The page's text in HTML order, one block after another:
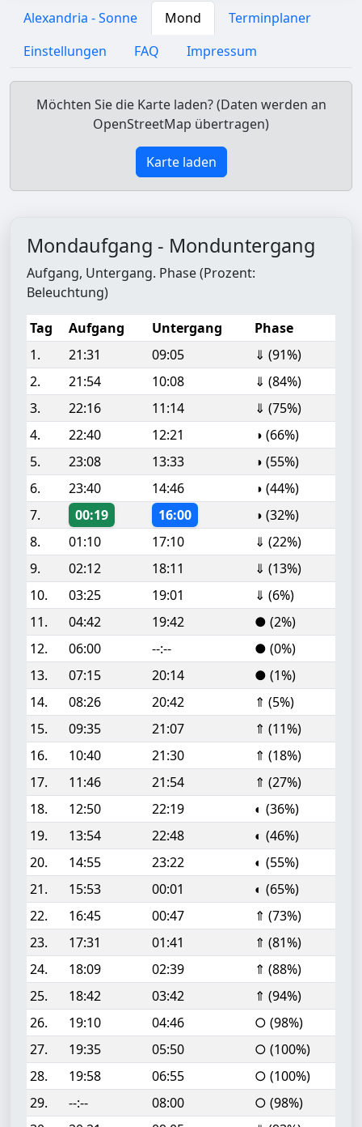
Alexandria - Sonne Mond
Terminplaner
Einstellungen
FAQ Impressum
Möchten Sie die Karte laden? (Daten werden an
OpenStreetMap übertragen)
Karte laden
Mondaufgang - Monduntergang
Aufgang, Untergang. Phase (Prozent:
Beleuchtung)
Tag
Aufgang Untergang
Phase
1.
21:31 09:05
⇓ (91%)
2.
21:54 10:08
⇓ (84%)
3.
22:16 11:14
⇓ (75%)
4.
22:40 12:21
◑ (66%)
5.
23:08 13:33
◑ (55%)
6.
23:40 14:46
◑ (44%)
7.
00:19 16:00
◑ (32%)
8.
01:10 17:10
⇓ (22%)
9.
02:12 18:11
⇓ (13%)
10.
03:25 19:01
⇓ (6%)
11.
04:42 19:42
● (2%)
12.
06:00 --:--
● (0%)
13.
07:15 20:14
● (1%)
14.
08:26 20:42
⇑ (5%)
15.
09:35 21:07
⇑ (11%)
16.
10:40 21:30
⇑ (18%)
17.
11:46 21:54
⇑ (27%)
18.
12:50 22:19
◐ (36%)
19.
13:54 22:48
◐ (46%)
20.
14:55 23:22
◐ (55%)
21.
15:53 00:01
◐ (65%)
22.
16:45 00:47
⇑ (73%)
23.
17:31 01:41
⇑ (81%)
24.
18:09 02:39
⇑ (88%)
25.
18:42 03:42
⇑ (94%)
26.
19:10 04:46
○ (98%)
27.
19:35 05:50
○ (100%)
28.
19:58 06:55
○ (100%)
29.
--:-- 08:00
○ (98%)